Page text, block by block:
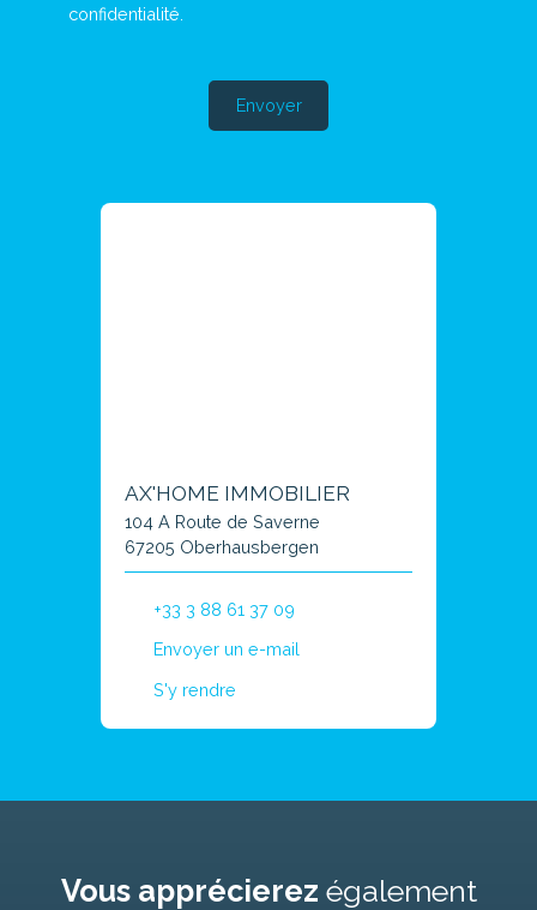
confidentialité
Envoyer
AX'HOME IMMOBILIER
104 A Route de Saverne
67205 Oberhausbergen
+33 3 88 61 37 09
Envoyer un e-mail
S'y rendre
Vous apprécierez également